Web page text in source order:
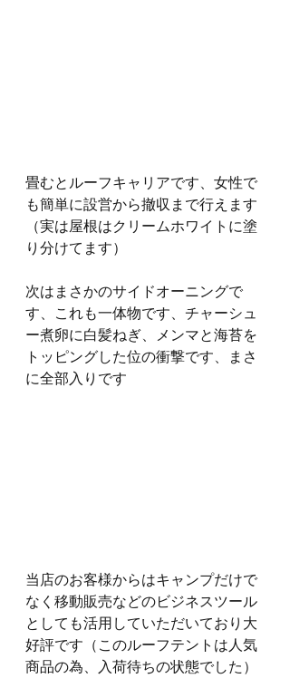
畳むとルーフキャリアです、女性で
も簡単に設営から撤収まで行えます
（実は屋根はクリームホワイトに塗
り分けてます）
次はまさかのサイドオーニングで
す、これも一体物です、チャーシュ
ー煮卵に白髪ねぎ、メンマと海苔を
トッピングした位の衝撃です、まさ
に全部入りです
当店のお客様からはキャンプだけで
なく移動販売などのビジネスツール
としても活用していただいており大
好評です（このルーフテントは人気
商品の為、入荷待ちの状態でした）